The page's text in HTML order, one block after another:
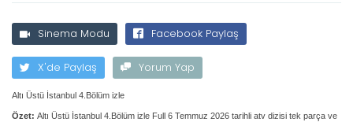
Sinema Modu Facebook Paylaş
X'de Paylaş Yorum Yap
Altı Üstü İstanbul 4.Bölüm izle
Özet: Altı Üstü İstanbul 4.Bölüm izle Full 6 Temmuz 2026 tarihli atv dizisi tek parça ve